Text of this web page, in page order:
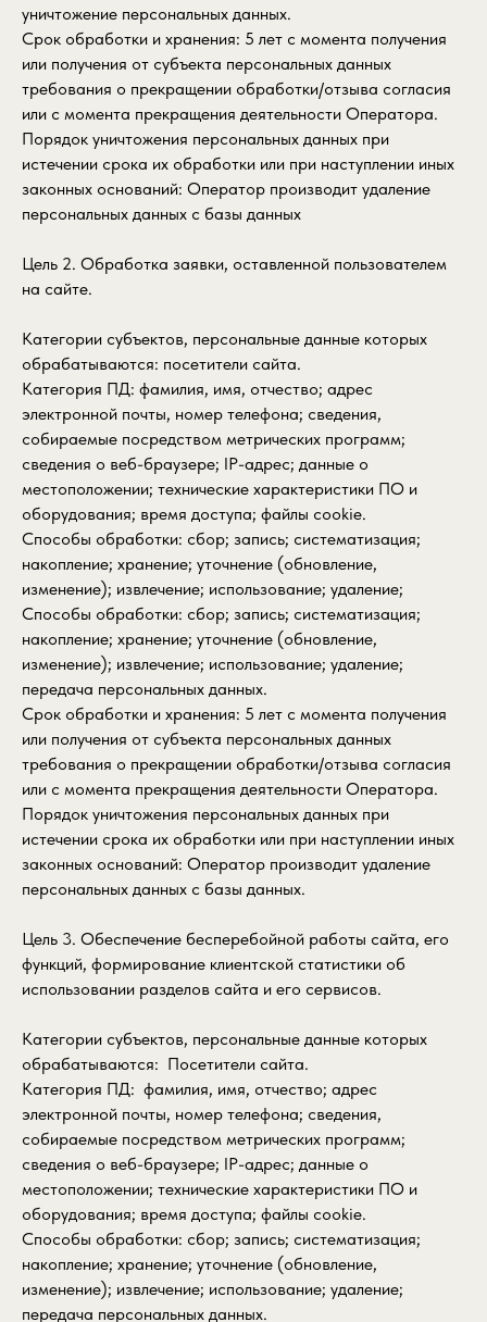
уничтожение персональных данных.
Срок обработки и хранения: 5 лет с момента получения
или получения от субъекта персональных данных
требования о прекращении обработки/отзыва согласия
или с момента прекращения деятельности Оператора.
Порядок уничтожения персональных данных при
истечении срока их обработки или при наступлении иных
законных оснований: Оператор производит удаление
персональных данных с базы данных
Цель 2. Обработка заявки, оставленной пользователем
на сайте.
Категории субъектов, персональные данные которых
обрабатываются: посетители сайта.
Категория ПД: фамилия, имя, отчество; адрес
электронной почты, номер телефона; сведения,
собираемые посредством метрических программ;
сведения о веб-браузере; IP-адрес; данные о
местоположении; технические характеристики ПО и
оборудования; время доступа; файлы cookie.
Способы обработки: сбор; запись; систематизация;
накопление; хранение; уточнение (обновление,
изменение); извлечение; использование; удаление;
Способы обработки: сбор; запись; систематизация;
накопление; хранение; уточнение (обновление,
изменение); извлечение; использование; удаление;
передача персональных данных.
Срок обработки и хранения: 5 лет с момента получения
или получения от субъекта персональных данных
требования о прекращении обработки/отзыва согласия
или с момента прекращения деятельности Оператора.
Порядок уничтожения персональных данных при
истечении срока их обработки или при наступлении иных
законных оснований: Оператор производит удаление
персональных данных с базы данных.
Цель 3. Обеспечение бесперебойной работы сайта, его
функций, формирование клиентской статистики об
использовании разделов сайта и его сервисов.
Категории субъектов, персональные данные которых
обрабатываются: Посетители сайта.
Категория ПД: фамилия, имя, отчество; адрес
электронной почты, номер телефона; сведения,
собираемые посредством метрических программ;
сведения о веб-браузере; IP-адрес; данные о
местоположении; технические характеристики ПО и
оборудования; время доступа; файлы cookie.
Способы обработки: сбор; запись; систематизация;
накопление; хранение; уточнение (обновление,
изменение); извлечение; использование; удаление;
передача персональных данных.